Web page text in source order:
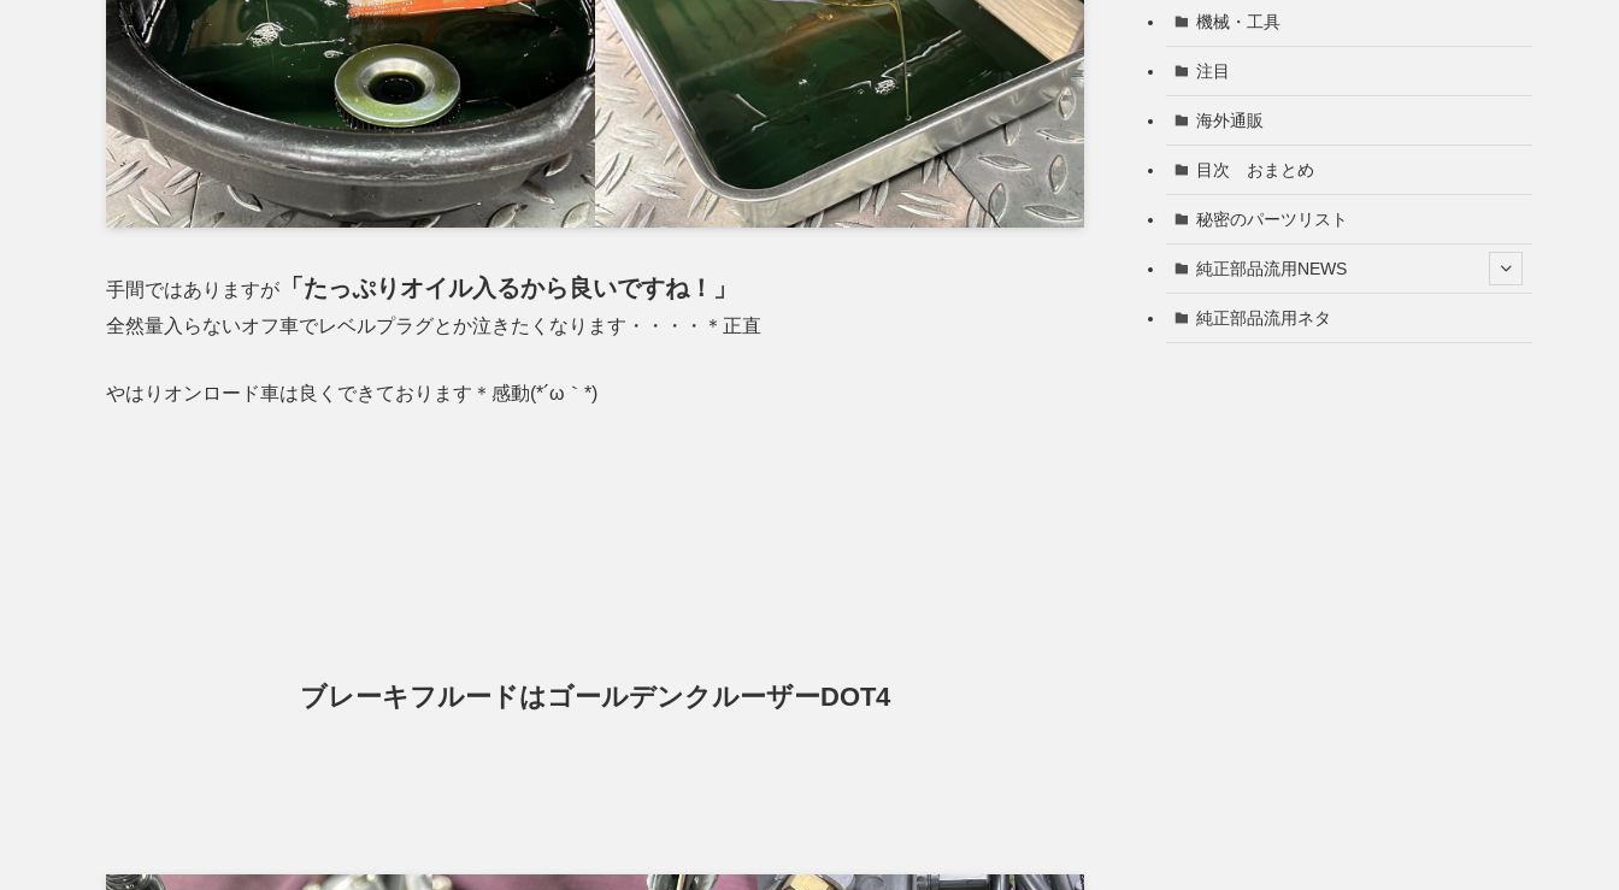
手間ではありますが 「たっぷりオイル入るから良いですね！」
全然量入らないオフ車でレベルプラグとか泣きたくなります・・・・＊正直
やはりオンロード車は良くできております＊感動(*´ω｀*)
ブレーキフルードはゴールデンクルーザーDOT4
機械・工具
注目
海外通販
目次 おまとめ
秘密のパーツリスト
純正部品流用NEWS
純正部品流用ネタ